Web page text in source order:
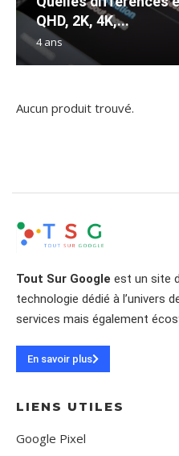
QHD, 2K, 4K,...
4 ans
Aucun produit trouvé.
Tout Sur Google est un site
technologie dédié à l’univers
services mais également
En savoir plus
LIENS UTILES
Google Pixel